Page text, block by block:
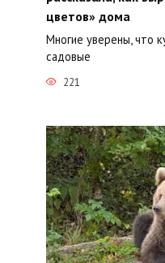
цветов» дома
Многие уверены, что
садовые
221